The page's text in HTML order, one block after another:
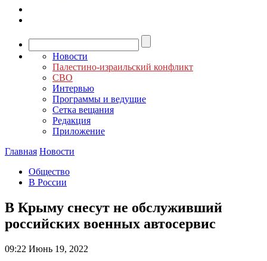
Новости
Палестино-израильский конфликт
СВО
Интервью
Программы и ведущие
Сетка вещания
Редакция
Приложение
Главная Новости
Общество
В России
В Крыму снесут не обслуживший
российских военных автосервис
09:22 Июнь 19, 2022